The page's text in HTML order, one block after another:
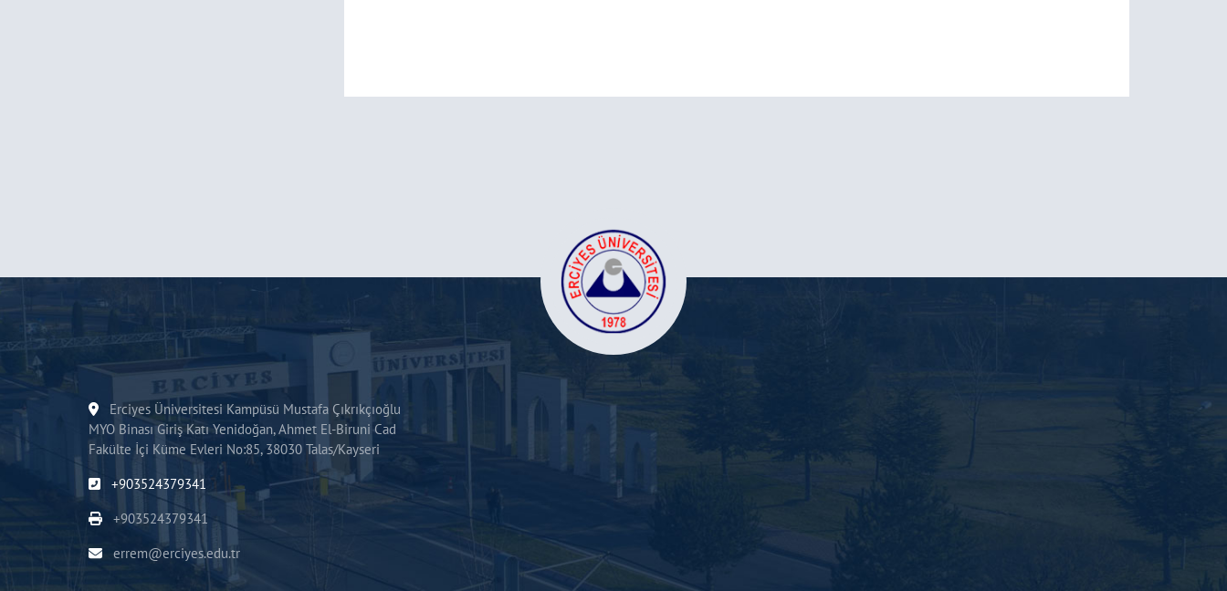
Erciyes Üniversitesi Kampüsü Mustafa Çıkrıkçıoğlu
MYO Binası Giriş Katı Yenidoğan, Ahmet El-Biruni Cad
Fakülte İçi Küme Evleri No:85, 38030 Talas/Kayseri
+903524379341
+903524379341
errem@erciyes.edu.tr